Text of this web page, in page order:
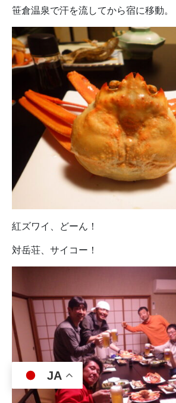
笹倉温泉で汗を流してから宿に移動。
紅ズワイ、どーん！
対岳荘、サイコー！
JA